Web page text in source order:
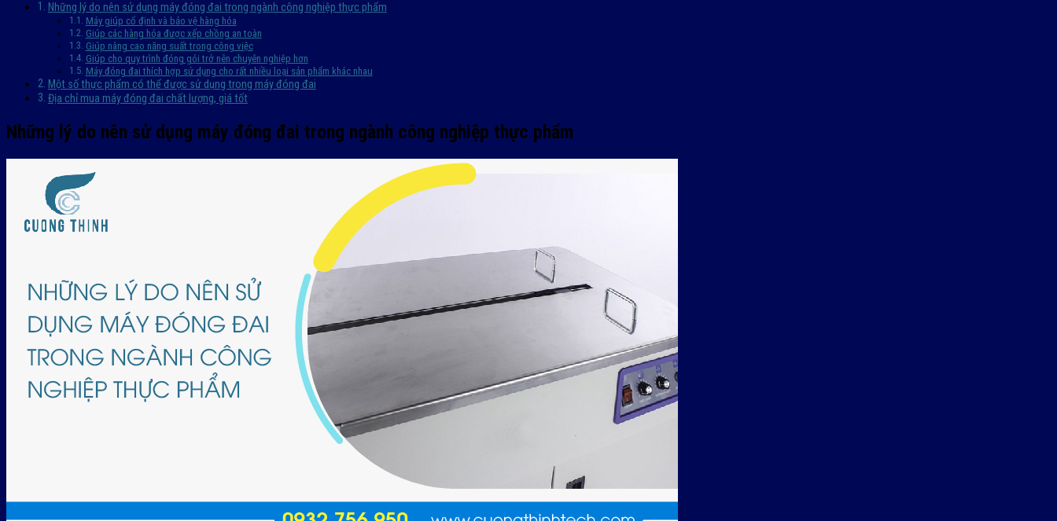
Những lý do nên sử dụng máy đóng đai trong ngành công nghiệp thực phẩm
Máy giúp cố định và bảo vệ hàng hóa
Giúp các hàng hóa được xếp chồng an toàn
Giúp nâng cao năng suất trong công việc
Giúp cho quy trình đóng gói trở nên chuyên nghiệp hơn
Máy đóng đai thích hợp sử dụng cho rất nhiều loại sản phẩm khác nhau
Một số thực phẩm có thể được sử dụng trong máy đóng đai
Địa chỉ mua máy đóng đai chất lượng, giá tốt
Những lý do nên sử dụng máy đóng đai trong ngành công nghiệp thực phẩm